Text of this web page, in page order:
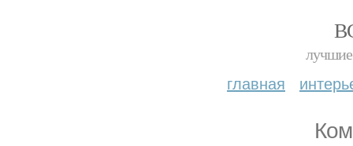
лучшие
главная